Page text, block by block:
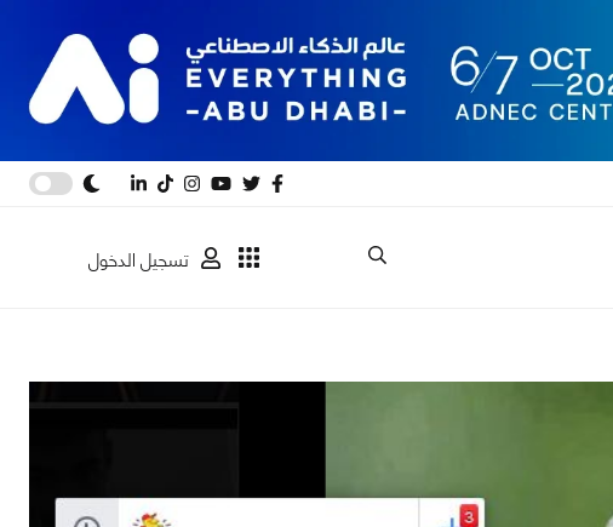
تسجيل الدخول